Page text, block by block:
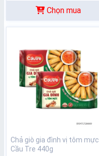
Chọn mua
Chả giò gia đình vị tôm mực
Cầu Tre 440g